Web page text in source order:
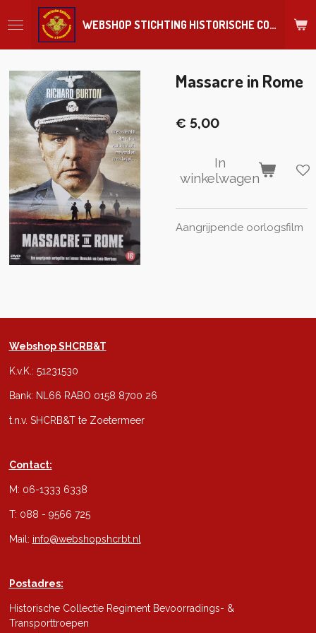
direct
hoofdinhoud
WEBSHOP STICHTING HISTORISCHE COLLECTIE REGIMENT
Massacre in Rome
€ 5,00
In
winkelwagen
Aangrijpende oorlogsfilm
Webshop SHCRB&T
K.v.K.: 51231530
Bank: NL66 RABO 0158 8700 26
t.n.v. SHCRB&T te Zoetermeer
Contact:
M: 06-1333 6338
T: 088 - 9566 725
Mail: info@webshopshcrbt.nl
Postadres:
Historische Collectie Regiment Bevoorradings- &
Transporttroepen